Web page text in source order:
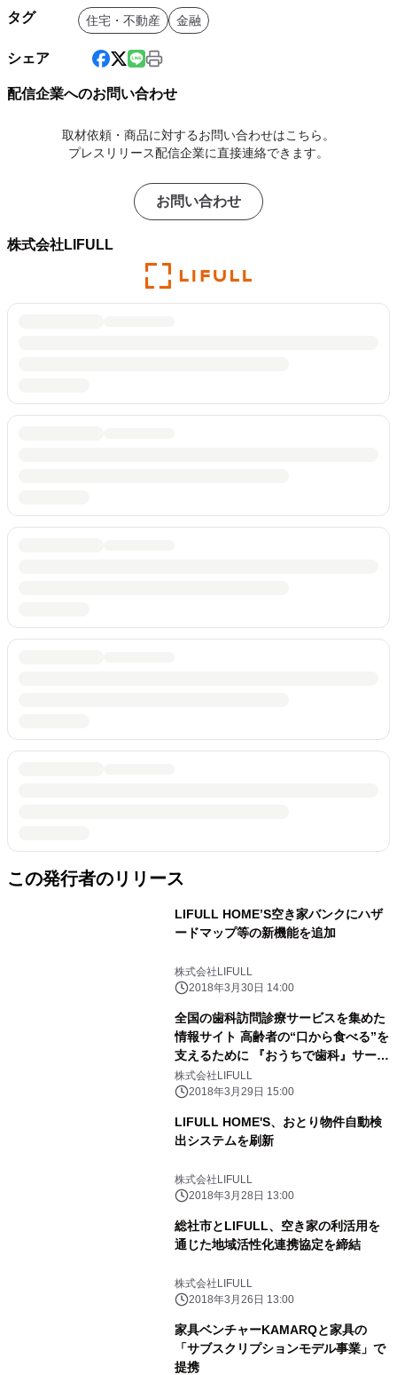
タグ 住宅・不動産 金融
シェア
配信企業へのお問い合わせ
取材依頼・商品に対するお問い合わせはこちら。
プレスリリース配信企業に直接連絡できます。
お問い合わせ
株式会社LIFULL
この発行者のリリース
LIFULL HOME’S空き家バンクにハザ
ードマップ等の新機能を追加
株式会社LIFULL
2018年3月30日 14:00
全国の歯科訪問診療サービスを集めた
情報サイト 高齢者の“口から食べる”を
支えるために 『おうちで歯科』サービ
ス開始
株式会社LIFULL
2018年3月29日 15:00
LIFULL HOME'S、おとり物件自動検
出システムを刷新
株式会社LIFULL
2018年3月28日 13:00
総社市とLIFULL、空き家の利活用を
通じた地域活性化連携協定を締結
株式会社LIFULL
2018年3月26日 13:00
家具ベンチャーKAMARQと家具の
「サブスクリプションモデル事業」で
提携